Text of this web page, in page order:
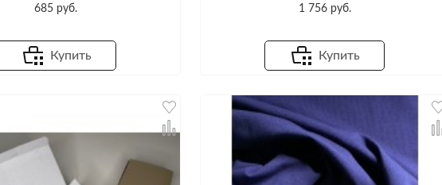
685 руб.
Купить
1 756 руб.
Купить